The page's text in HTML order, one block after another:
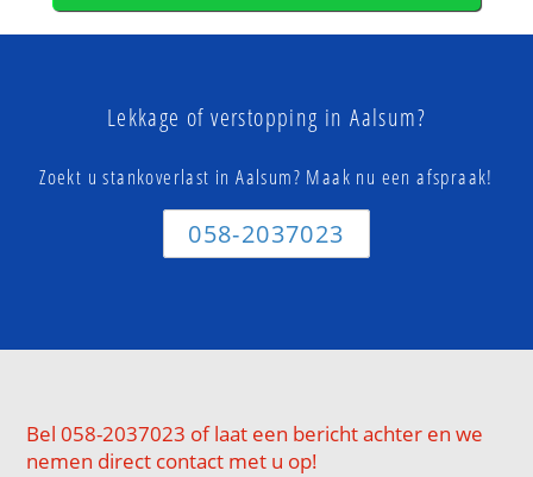
Lekkage of verstopping in Aalsum?
Zoekt u stankoverlast in Aalsum? Maak nu een afspraak!
058-2037023
Bel 058-2037023 of laat een bericht achter en we
nemen direct contact met u op!